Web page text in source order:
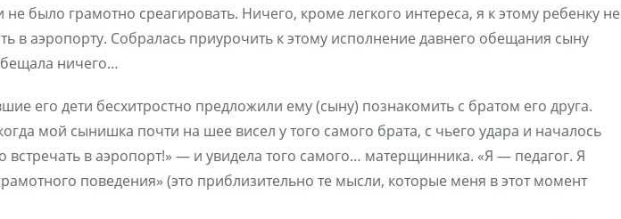
было грамотно среагировать. Ничего, кроме легкого интереса, я к этому ребенку не
в аэропорту. Собралась приурочить к этому исполнение давнего обещания сыну
ничего…
его дети бесхитростно предложили ему (сыну) познакомить с братом его друга.
мой сынишка почти на шее висел у того самого брата, с чьего удара и началось
в аэропорт!» — и увидела того самого… матерщинника. «Я — педагог. Я
поведения» (это приблизительно те мысли, которые меня в этот момент